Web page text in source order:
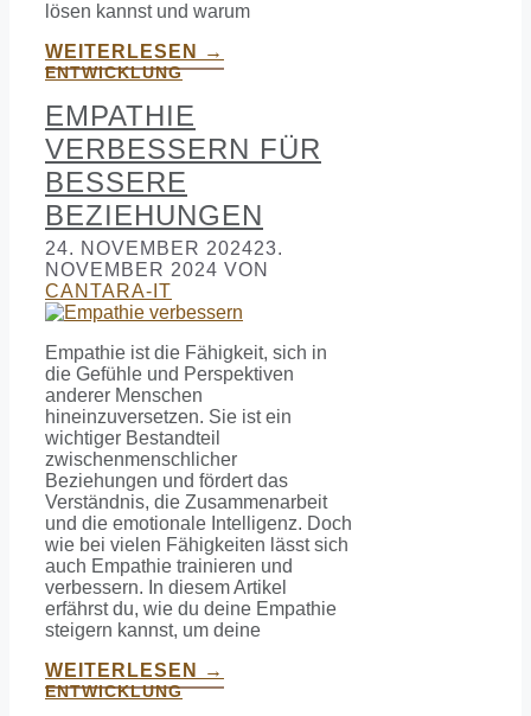
lösen kannst und warum
WEITERLESEN →
ENTWICKLUNG
EMPATHIE
VERBESSERN FÜR
BESSERE
BEZIEHUNGEN
24. NOVEMBER 202423.
NOVEMBER 2024 VON
CANTARA-IT
Empathie ist die Fähigkeit, sich in
die Gefühle und Perspektiven
anderer Menschen
hineinzuversetzen. Sie ist ein
wichtiger Bestandteil
zwischenmenschlicher
Beziehungen und fördert das
Verständnis, die Zusammenarbeit
und die emotionale Intelligenz. Doch
wie bei vielen Fähigkeiten lässt sich
auch Empathie trainieren und
verbessern. In diesem Artikel
erfährst du, wie du deine Empathie
steigern kannst, um deine
WEITERLESEN →
ENTWICKLUNG